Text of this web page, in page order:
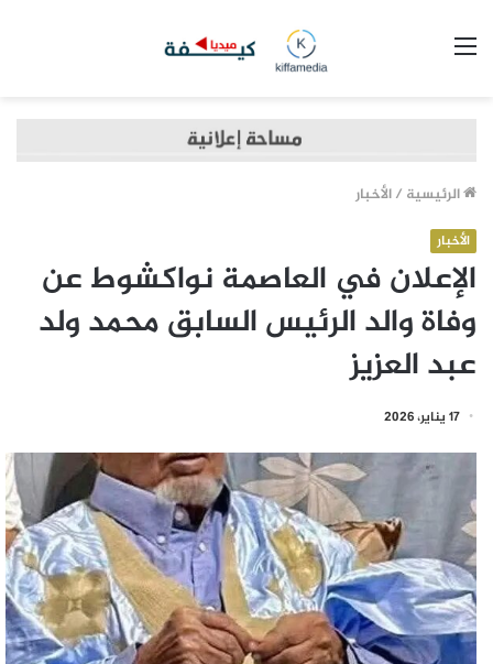
الرئيسية /الأخبار
الأخبار
الإعلان في العاصمة نواكشوط عن
وفاة والد الرئيس السابق محمد ولد
عبد العزيز
17 يناير، 2026